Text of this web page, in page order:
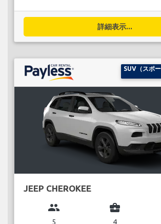
詳細表示...
SUV（スポ
JEEP CHEROKEE
group
5
business_center
4